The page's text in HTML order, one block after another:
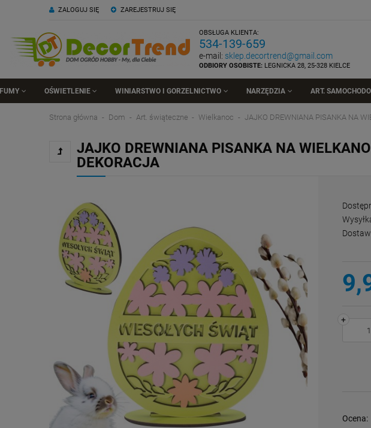
ZAREJESTRUJ SIĘ
ZALOGUJ SIĘ
OBSŁUGA KLIENTA:
534-139-659
e-mail: sklep.decortrend@gmail.com
ODBIORY OSOBISTE: LEGNICKA 28, 25-328 KIELCE
OŚWIETLENIE WINIARSTWO I GORZELNICTWO NARZĘDZIA ART.
Strona główna Dom Art. świąteczne Wielkanoc JAJKO DREWNIANA PISANKA NA
JAJKO DREWNIANA PISANKA NA
DEKORACJA
+
Ocena: